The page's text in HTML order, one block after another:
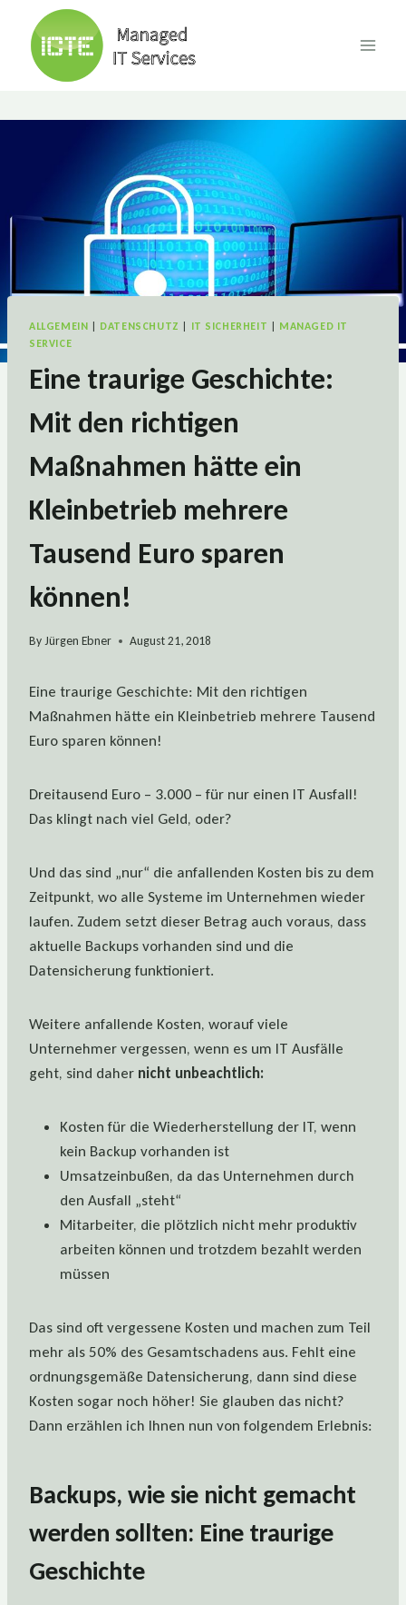
content
ALLGEMEIN | DATENSCHUTZ | IT SICHERHEIT | MANAGED IT
SERVICE
Eine traurige Geschichte:
Mit den richtigen
Maßnahmen hätte ein
Kleinbetrieb mehrere
Tausend Euro sparen
können!
ByJürgen Ebner August 21, 2018
Eine traurige Geschichte: Mit den richtigen
Maßnahmen hätte ein Kleinbetrieb mehrere Tausend
Euro sparen können!
Dreitausend Euro – 3.000 – für nur einen IT Ausfall!
Das klingt nach viel Geld, oder?
Und das sind „nur“ die anfallenden Kosten bis zu dem
Zeitpunkt, wo alle Systeme im Unternehmen wieder
laufen. Zudem setzt dieser Betrag auch voraus, dass
aktuelle Backups vorhanden sind und die
Datensicherung funktioniert.
Weitere anfallende Kosten, worauf viele
Unternehmer vergessen, wenn es um IT Ausfälle
geht, sind daher nicht unbeachtlich:
Kosten für die Wiederherstellung der IT, wenn
kein Backup vorhanden ist
Umsatzeinbußen, da das Unternehmen durch
den Ausfall „steht“
Mitarbeiter, die plötzlich nicht mehr produktiv
arbeiten können und trotzdem bezahlt werden
müssen
Das sind oft vergessene Kosten und machen zum Teil
mehr als 50% des Gesamtschadens aus. Fehlt eine
ordnungsgemäße Datensicherung, dann sind diese
Kosten sogar noch höher! Sie glauben das nicht?
Dann erzählen ich Ihnen nun von folgendem Erlebnis:
Backups, wie sie nicht gemacht
werden sollten: Eine traurige
Geschichte